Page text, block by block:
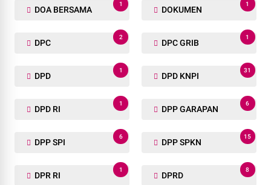
DOA BERSAMA
1
DOKUMEN
1
DPC
2
DPC GRIB
1
DPD
1
DPD KNPI
31
DPD RI
1
DPP GARAPAN
6
DPP SPI
6
DPP SPKN
15
DPR RI
1
DPRD
8